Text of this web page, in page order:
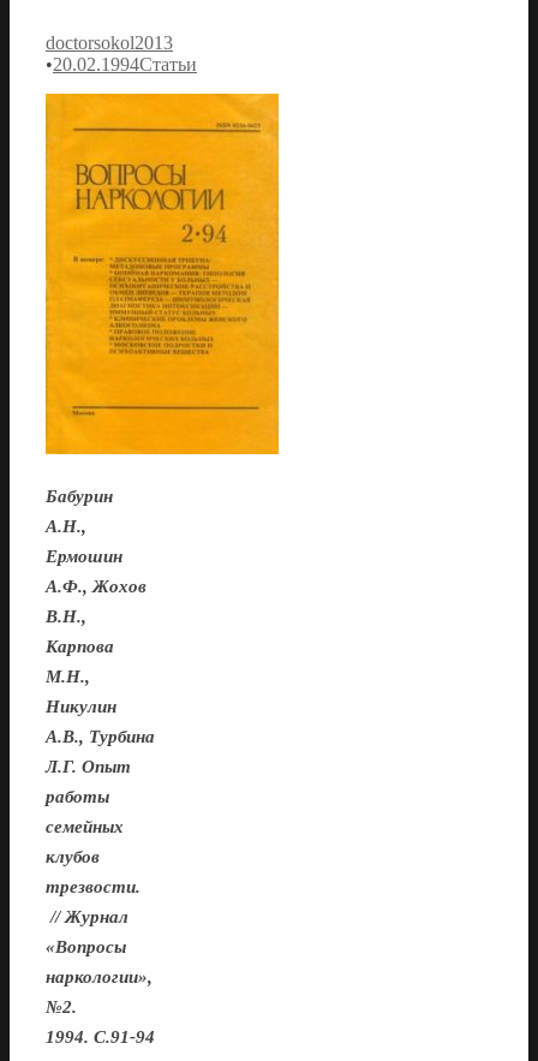
doctorsokol2013
•20.02.1994Статьи
Бабурин
А.Н.,
Ермошин
А.Ф., Жохов
В.Н.,
Карпова
М.Н.,
Никулин
А.В., Турбина
Л.Г. Опыт
работы
семейных
клубов
трезвости.
// Журнал
«Вопросы
наркологии»,
№2.
1994. C.91-94